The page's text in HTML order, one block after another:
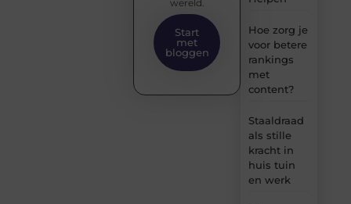
Hoe zorg je
voor betere
rankings
met
content?
Staaldraad
als stille
kracht in
huis tuin
en werk
wereld.
Start
met
bloggen